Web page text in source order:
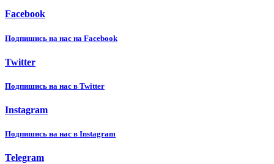
Facebook
Подпишиcь на нас на Facebook
Twitter
Подпишиcь на нас в Twitter
Instagram
Подпишиcь на нас в Instagram
Telegram